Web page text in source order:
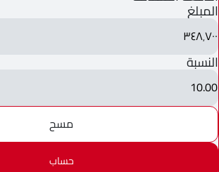
المبلغ
٣٤٨٬٧٠٠
النسبة
10.00
مسح
حساب